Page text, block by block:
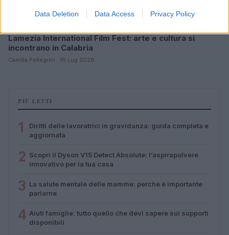
Data Deletion Data Access Privacy Policy
Lamezia International Film Fest: arte e cultura si
incontrano in Calabria
Camilla Pellegrini · 16 Lug 2026
PIÙ LETTI
1
Diritti delle lavoratrici in gravidanza: guida completa e
aggiornata
2 Scopri il Dyson V15 Detect Absolute: l’aspirapolvere
innovativo per la tua casa
3 La salute mentale delle mamme: perché è importante
parlarne
4 Aiuti famiglie: tutto quello che devi sapere sui supporti
disponibili